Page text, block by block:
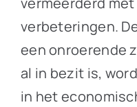
verbeteringen.
een onroerende
al in bezit is,
in het